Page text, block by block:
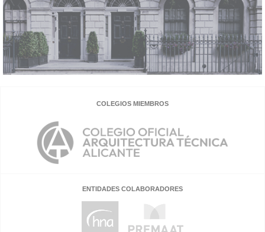
COLEGIOS MIEMBROS
ENTIDADES COLABORADORES